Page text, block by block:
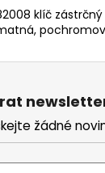
klíč
žádné